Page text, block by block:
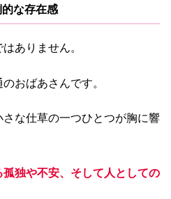
な存在感
ありません。
おばあさんです。
な仕草の一つひとつが胸に響
独や不安、そして人としての